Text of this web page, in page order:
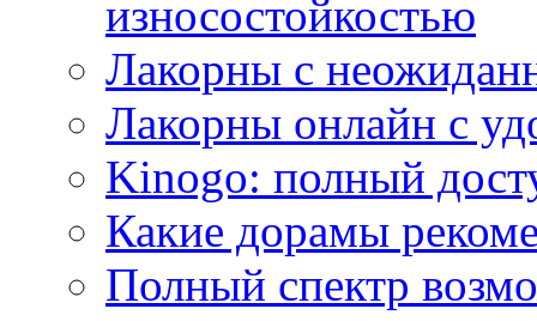
износостойкостью
Лакорны с
Лакорны онлайн с
Kinogo: полный
Какие дорамы
Полный спектр